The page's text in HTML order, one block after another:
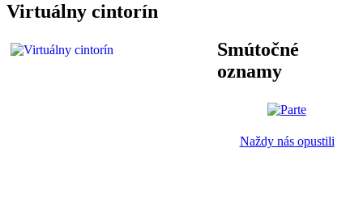
Virtuálny cintorín
Smútočné
oznamy
Naždy nás opustili